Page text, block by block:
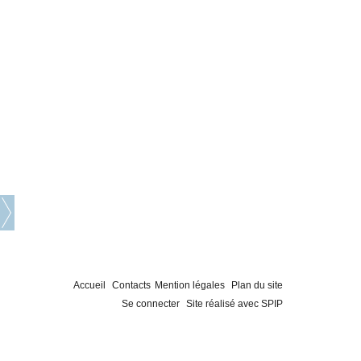
Accueil Contacts Mention légales
Plan du site
Se connecter Site réalisé avec SPIP